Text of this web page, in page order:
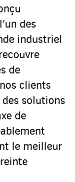
des
industriel
de
clients
des solutions
de
le meilleur